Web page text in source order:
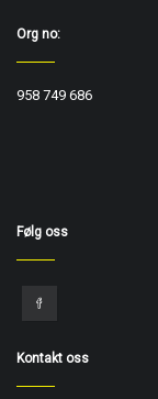
Org no:
958 749 686
Følg oss
Kontakt oss